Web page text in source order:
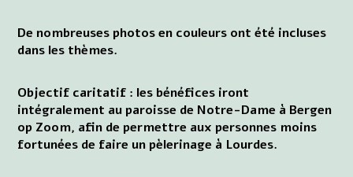
De nombreuses photos en couleurs ont été incluses
dans les thèmes.
Objectif caritatif : les bénéfices iront
intégralement au paroisse de Notre-Dame à Bergen
op Zoom, afin de permettre aux personnes moins
fortunées de faire un pèlerinage à Lourdes.